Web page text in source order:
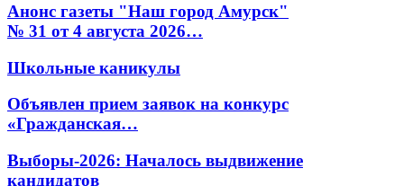
Анонс газеты "Наш город Амурск"
№ 31 от 4 августа 2026…
Школьные каникулы
Объявлен прием заявок на конкурс
«Гражданская…
Выборы-2026: Началось выдвижение
кандидатов